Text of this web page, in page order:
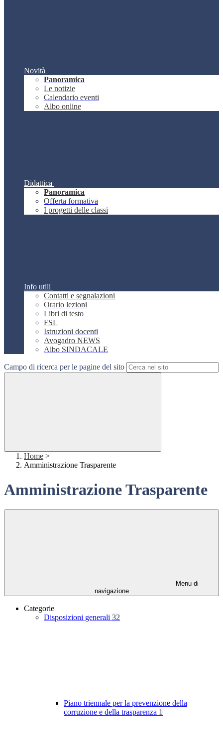
Novità
Panoramica
Le notizie
Calendario eventi
Albo online
Didattica
Panoramica
Offerta formativa
I progetti delle classi
Info utili
Contatti e segnalazioni
Orario lezioni
Libri di testo
FSL
Istruzioni docenti
Avogadro NEWS
Albo SINDACALE
Campo di ricerca per le pagine del sito
Home >
Amministrazione Trasparente
Amministrazione Trasparente
Menu di
navigazione
Categorie
Disposizioni generali 32
Piano triennale per la prevenzione della
corruzione e della trasparenza 1